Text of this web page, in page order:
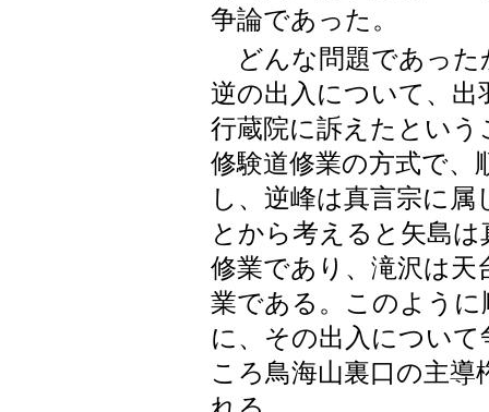
争論であった。
どんな問題であった
逆の出入について、出
行蔵院に訴えたとい
修験道修業の方式で、
し、逆峰は真言宗に
とから考えると矢島
修業であり、滝沢は天
業である。このよう
に、その出入につい
ころ鳥海山裏口の主